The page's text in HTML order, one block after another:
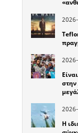
στην
Η